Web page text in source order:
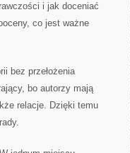
i jak doceniać
co jest ważne
bez przełożenia
bo autorzy mają
relacje. Dzięki temu